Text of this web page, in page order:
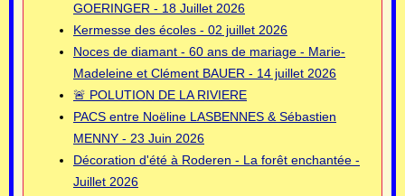
GOERINGER - 18 Juillet 2026
Kermesse des écoles - 02 juillet 2026
Noces de diamant - 60 ans de mariage - Marie-
Madeleine et Clément BAUER - 14 juillet 2026
🚨 POLUTION DE LA RIVIERE
PACS entre Noëline LASBENNES & Sébastien
MENNY - 23 Juin 2026
Décoration d'été à Roderen - La forêt enchantée -
Juillet 2026